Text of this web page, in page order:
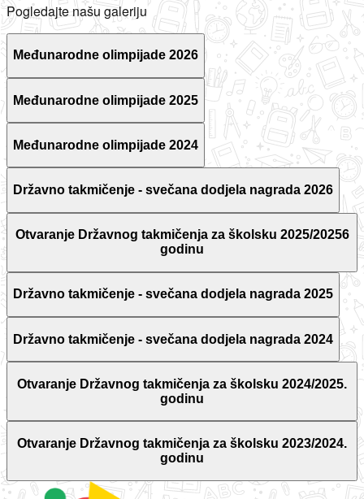
Pogledajte našu galeriju
Međunarodne olimpijade 2026
Međunarodne olimpijade 2025
Međunarodne olimpijade 2024
Državno takmičenje - svečana dodjela nagrada 2026
Otvaranje Državnog takmičenja za školsku 2025/20256
godinu
Državno takmičenje - svečana dodjela nagrada 2025
Državno takmičenje - svečana dodjela nagrada 2024
Otvaranje Državnog takmičenja za školsku 2024/2025.
godinu
Otvaranje Državnog takmičenja za školsku 2023/2024.
godinu